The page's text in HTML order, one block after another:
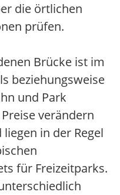
die örtlichen
prüfen.
Brücke ist im
beziehungsweise
und Park
verändern
in der Regel
für Freizeitparks.